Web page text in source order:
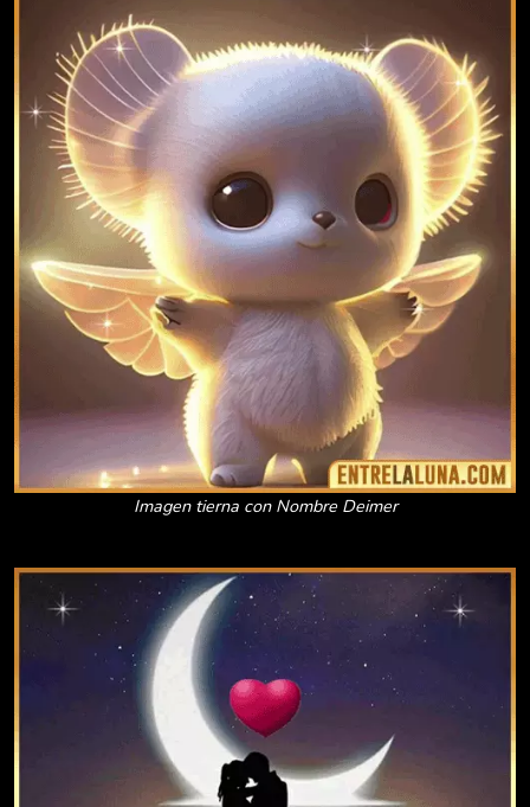
Imagen tierna con Nombre Deimer